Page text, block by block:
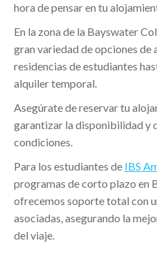
hora de pensar en tu
En la zona de la Bayswater
gran variedad de opciones de
residencias de estudiantes
alquiler temporal.
Asegúrate de reservar tu
garantizar la disponibilidad y
condiciones.
Para los estudiantes de IBS
programas de corto plazo en
ofrecemos soporte total con
asociadas, asegurando la
del viaje.